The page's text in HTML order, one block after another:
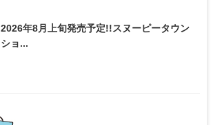
2026年8月上旬発売予定!!スヌーピータウン
ショ...